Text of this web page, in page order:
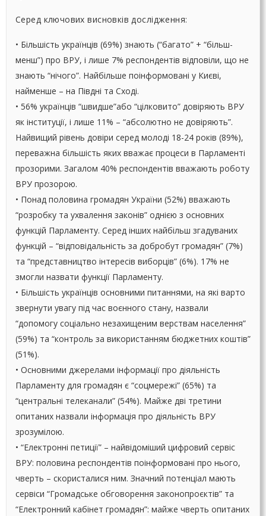
Серед ключових висновків дослідження:
• Більшість українців (69%) знають (“багато” + “більш-
менш”) про ВРУ, і лише 7% респондентів відповіли, що не
знають “нічого”. Найбільше поінформовані у Києві,
найменше – на Півдні та Сході.
• 56% українців “швидше”або “цілковито” довіряють ВРУ
як інституції, і лише 11% – “абсолютно не довіряють”.
Найвищий рівень довіри серед молоді 18-24 років (89%),
переважна більшість яких вважає процеси в Парламенті
прозорими. Загалом 40% респондентів вважають роботу
ВРУ прозорою.
• Понад половина громадян України (52%) вважають
“розробку та ухвалення законів” однією з основних
функцій Парламенту. Серед інших найбільш згадуваних
функцій – “відповідальність за добробут громадян” (7%)
та “представництво інтересів виборців” (6%). 17% не
змогли назвати функції Парламенту.
• Більшість українців основними питаннями, на які варто
звернути увагу під час воєнного стану, назвали
“допомогу соціально незахищеним верствам населення”
(59%) та “контроль за використанням бюджетних коштів”
(51%).
• Основними джерелами інформації про діяльність
Парламенту для громадян є “соцмережі” (65%) та
“центральні телеканали” (54%). Майже дві третини
опитаних назвали інформація про діяльність ВРУ
зрозумілою.
• “Електронні петиції” – найвідоміший цифровий сервіс
ВРУ: половина респондентів поінформовані про нього,
чверть – скористалися ним. Значний потенціал мають
сервіси “Громадське обговорення законопроєктів” та
“Електронний кабінет громадян”: майже чверть опитаних